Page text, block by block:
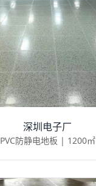
深圳电子厂
PVC防静电地板 | 1200㎡